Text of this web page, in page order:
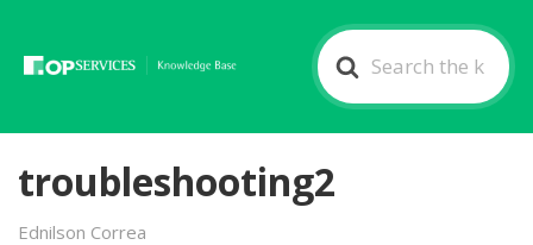
Search
For
troubleshooting2
Ednilson Correa